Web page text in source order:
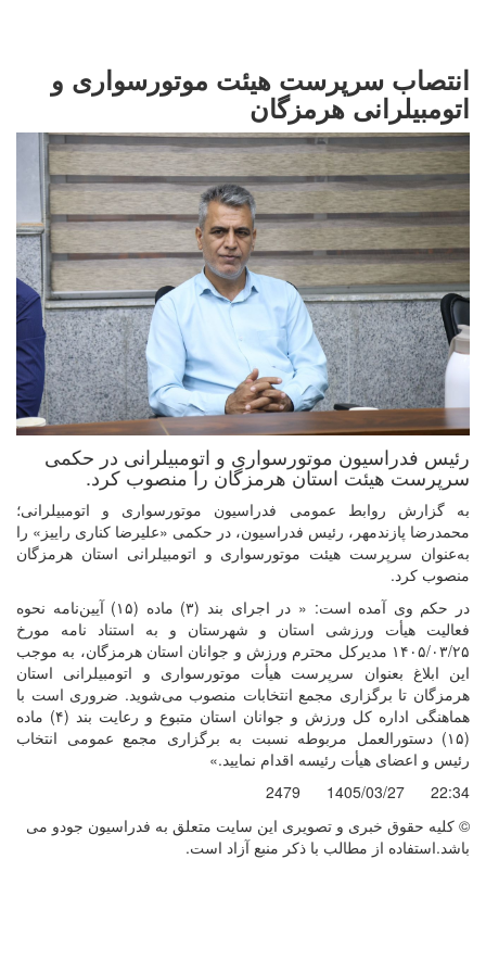
انتصاب سرپرست هیئت موتورسواری و
اتومبیلرانی هرمزگان
رئیس فدراسیون موتورسواری و اتومبیلرانی در حکمی
سرپرست هیئت استان هرمزگان را منصوب کرد.
به گزارش روابط عمومی فدراسیون موتورسواری و اتومبیلرانی؛
محمدرضا پازندمهر، رئیس فدراسیون، در حکمی «علیرضا کناری راییز» را
به‌عنوان سرپرست هیئت موتورسواری و اتومبیلرانی استان هرمزگان
منصوب کرد.
در حکم وی آمده است: « در اجرای بند (۳) ماده (۱۵) آیین‌نامه نحوه
فعالیت هیأت ورزشی استان و شهرستان و به استناد نامه مورخ
۱۴۰۵/۰۳/۲۵ مدیرکل محترم ورزش و جوانان استان هرمزگان، به موجب
این ابلاغ بعنوان سرپرست هیأت موتورسواری و اتومبیلرانی استان
هرمزگان تا برگزاری مجمع انتخابات منصوب می‌شوید. ضروری است با
هماهنگی اداره کل ورزش و جوانان استان متبوع و رعایت بند (۴) ماده
(۱۵) دستورالعمل مربوطه نسبت به برگزاری مجمع عمومی انتخاب
رئیس و اعضای هیأت رئیسه اقدام نمایید.»
22:34
1405/03/27
2479
© کليه حقوق خبری و تصويری اين سايت متعلق به فدراسیون جودو می
باشد.استفاده از مطالب با ذكر منبع آزاد است.